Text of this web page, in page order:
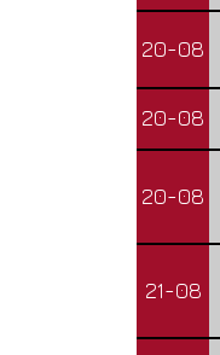
20-08
20-08
20-08
21-08